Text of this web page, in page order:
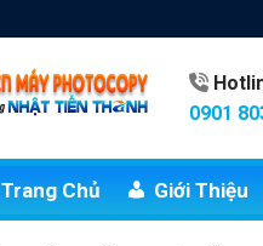
0901
Trang Chủ Giới Thiệu